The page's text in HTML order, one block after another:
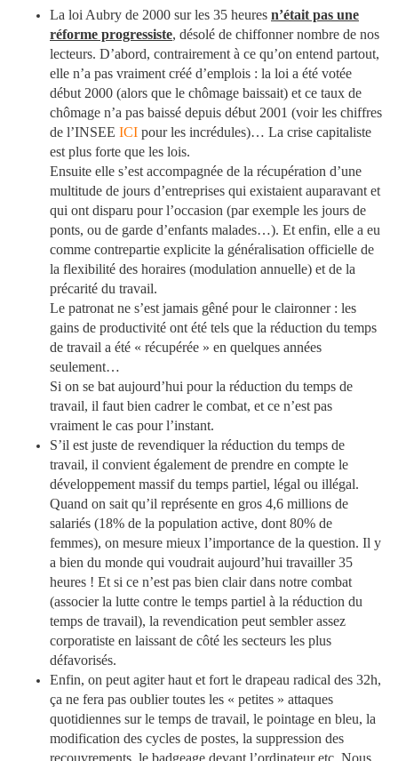
La loi Aubry de 2000 sur les 35 heures n’était pas une
réforme progressiste, désolé de chiffonner nombre de nos
lecteurs. D’abord, contrairement à ce qu’on entend partout,
elle n’a pas vraiment créé d’emplois : la loi a été votée
début 2000 (alors que le chômage baissait) et ce taux de
chômage n’a pas baissé depuis début 2001 (voir les chiffres
de l’INSEE ICI pour les incrédules)… La crise capitaliste
est plus forte que les lois.
Ensuite elle s’est accompagnée de la récupération d’une
multitude de jours d’entreprises qui existaient auparavant et
qui ont disparu pour l’occasion (par exemple les jours de
ponts, ou de garde d’enfants malades…). Et enfin, elle a eu
comme contrepartie explicite la généralisation officielle de
la flexibilité des horaires (modulation annuelle) et de la
précarité du travail.
Le patronat ne s’est jamais gêné pour le claironner : les
gains de productivité ont été tels que la réduction du temps
de travail a été « récupérée » en quelques années
seulement…
Si on se bat aujourd’hui pour la réduction du temps de
travail, il faut bien cadrer le combat, et ce n’est pas
vraiment le cas pour l’instant.
S’il est juste de revendiquer la réduction du temps de
travail, il convient également de prendre en compte le
développement massif du temps partiel, légal ou illégal.
Quand on sait qu’il représente en gros 4,6 millions de
salariés (18% de la population active, dont 80% de
femmes), on mesure mieux l’importance de la question. Il y
a bien du monde qui voudrait aujourd’hui travailler 35
heures ! Et si ce n’est pas bien clair dans notre combat
(associer la lutte contre le temps partiel à la réduction du
temps de travail), la revendication peut sembler assez
corporatiste en laissant de côté les secteurs les plus
défavorisés.
Enfin, on peut agiter haut et fort le drapeau radical des 32h,
ça ne fera pas oublier toutes les « petites » attaques
quotidiennes sur le temps de travail, le pointage en bleu, la
modification des cycles de postes, la suppression des